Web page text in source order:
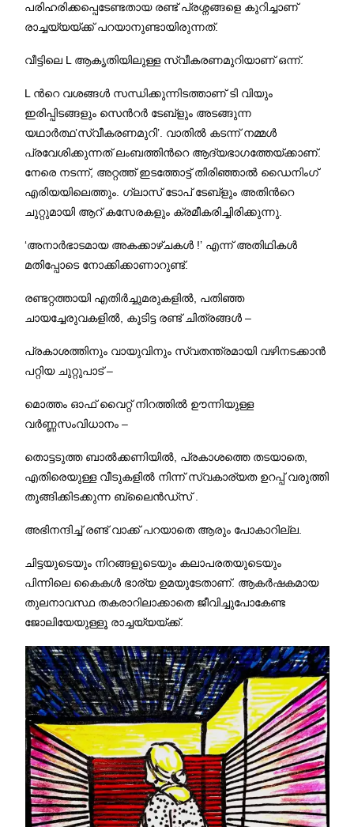
പരിഹരിക്കപ്പെടേണ്ടതായ രണ്ട് പ്രശ്നങ്ങളെ കുറിച്ചാണ്
രാച്ചയ്യയ്ക്ക് പറയാനുണ്ടായിരുന്നത്.
വീട്ടിലെ L ആകൃതിയിലുള്ള സ്വീകരണമുറിയാണ് ഒന്ന്.
L ന്‍റെ വശങ്ങള്‍ സന്ധിക്കുന്നിടത്താണ് ടി വിയും
ഇരിപ്പിടങ്ങളും സെന്‍റര്‍ ടേബ്ളും അടങ്ങുന്ന
യഥാര്‍ത്ഥ’സ്വീകരണമുറി’. വാതില്‍ കടന്ന് നമ്മള്‍
പ്രവേശിക്കുന്നത് ലംബത്തിന്‍റെ ആദ്യഭാഗത്തേയ്ക്കാണ്.
നേരെ നടന്ന്, അറ്റത്ത് ഇടത്തോട്ട് തിരിഞ്ഞാല്‍ ഡൈനിംഗ്
എരിയയിലെത്തും. ഗ്ലാസ് ടോപ് ടേബ്ളും അതിന്‍റെ
ചുറ്റുമായി ആറ് കസേരകളും ക്രമീകരിച്ചിരിക്കുന്നു.
‘അനാര്‍ഭാടമായ അകക്കാഴ്ചകള്‍ !’ എന്ന് അതിഥികൾ
മതിപ്പോടെ നോക്കിക്കാണാറുണ്ട്.
രണ്ടറ്റത്തായി എതിർച്ചുമരുകളിൽ, പതിഞ്ഞ
ചായച്ചേരുവകളിൽ, കൂടിട്ട രണ്ട് ചിത്രങ്ങൾ –
പ്രകാശത്തിനും വായുവിനും സ്വതന്ത്രമായി വഴിനടക്കാൻ
പറ്റിയ ചുറ്റുപാട് –
മൊത്തം ഓഫ് വൈറ്റ് നിറത്തില്‍ ഊന്നിയുള്ള
വര്‍ണ്ണസംവിധാനം –
തൊട്ടടുത്ത ബാല്‍ക്കണിയില്‍, പ്രകാശത്തെ തടയാതെ,
എതിരെയുള്ള വീടുകളില്‍ നിന്ന് സ്വകാര്യത ഉറപ്പ് വരുത്തി
തൂങ്ങിക്കിടക്കുന്ന ബ്ലൈന്‍ഡ്സ് .
അഭിനന്ദിച്ച് രണ്ട് വാക്ക് പറയാതെ ആരും പോകാറില്ല.
ചിട്ടയുടെയും നിറങ്ങളുടെയും കലാപരതയുടെയും
പിന്നിലെ കൈകള്‍ ഭാര്യ ഉമയുടേതാണ്. ആകര്‍ഷകമായ
തുലനാവസ്ഥ തകരാറിലാക്കാതെ ജീവിച്ചുപോകേണ്ട
ജോലിയേയുള്ളൂ രാച്ചയ്യയ്ക്ക്.